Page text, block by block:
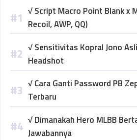
√ Script Macro Point Blank x
Recoil, AWP, QQ)
√ Sensitivitas Kopral Jono
Headshot
√ Cara Ganti Password PB
Terbaru
√ Dimanakah Hero MLBB
Jawabannya